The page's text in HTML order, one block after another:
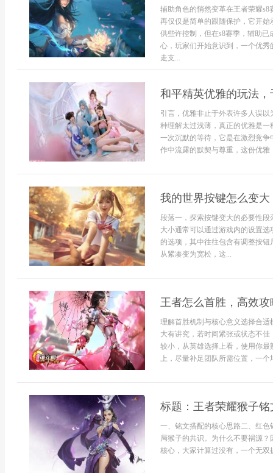
辅助角色的悄然变革在王者荣耀
再仅仅是简单的跟随保护，它开
供些许控制，但在s8赛季，辅助
心，玩家们开始意识到，一个优
走支...
和平精英优雅的玩法
引言，优雅非止于外表许多人误
种理解太过浅薄，真正的优雅是
一次沉默的等待，它是在激烈竞
作中流露的默契与尊重，这份优
我的世界按键怎么变
段落一，探索按键变大的必要性
大小通常可以通过游戏内的设置
的选项，其中往往包含有调整按
从紧凑变为宽松，这...
王者怎么首胜，高效
理解首胜机制与核心意义选择合
大有讲究，若时间紧张或状态不
较小，从英雄选择上看，使用你
上，尽量补足团队所需位置，一个
标题：王者荣耀猴子
一、铭文搭配的核心思路二、红色
局猴子的共识。为什么不要祸源
核心，大家计算过没有，一个无双